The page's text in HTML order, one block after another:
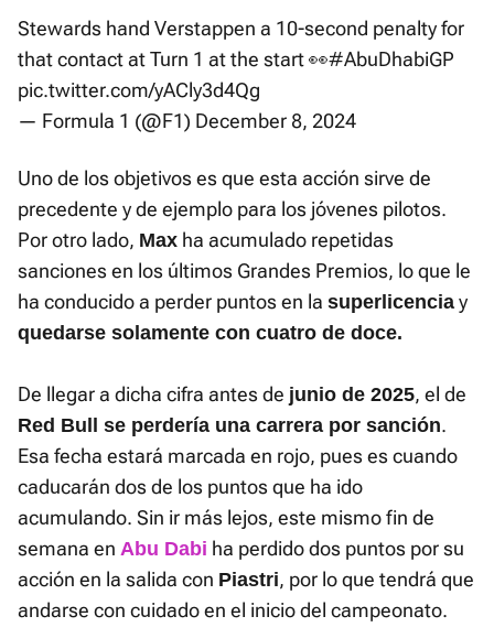
Stewards hand Verstappen a 10-second penalty for
that contact at Turn 1 at the start 👀#AbuDhabiGP
pic.twitter.com/yACly3d4Qg
— Formula 1 (@F1) December 8, 2024
Uno de los objetivos es que esta acción sirve de
precedente y de ejemplo para los jóvenes pilotos.
Por otro lado, Max ha acumulado repetidas
sanciones en los últimos Grandes Premios, lo que le
ha conducido a perder puntos en la superlicencia y
quedarse solamente con cuatro de doce.
De llegar a dicha cifra antes de junio de 2025, el de
Red Bull se perdería una carrera por sanción.
Esa fecha estará marcada en rojo, pues es cuando
caducarán dos de los puntos que ha ido
acumulando. Sin ir más lejos, este mismo fin de
semana en Abu Dabi ha perdido dos puntos por su
acción en la salida con Piastri, por lo que tendrá que
andarse con cuidado en el inicio del campeonato.